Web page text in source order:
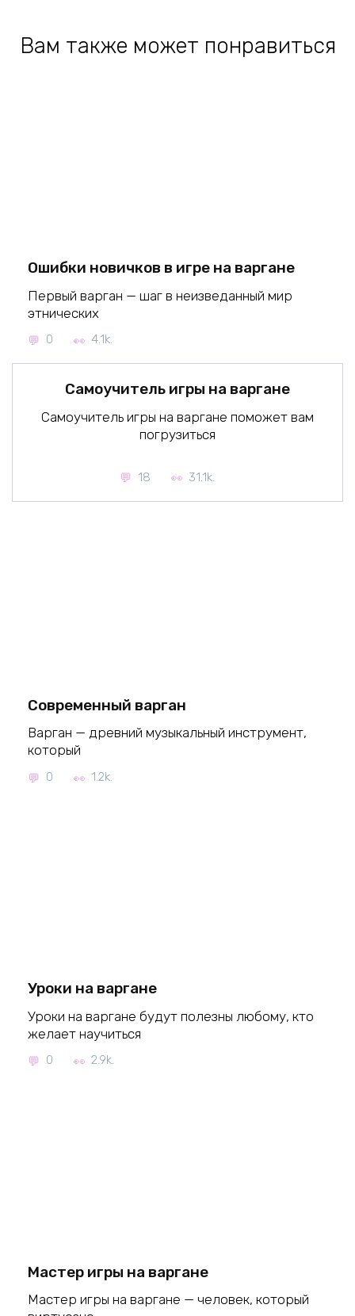
Вам также может понравиться
Ошибки новичков в игре на варгане
Первый варган — шаг в неизведанный мир
этнических
0 4.1k.
Самоучитель игры на варгане
Самоучитель игры на варгане поможет вам
погрузиться
18 31.1k.
Современный варган
Варган — древний музыкальный инструмент,
который
0 1.2k.
Уроки на варгане
Уроки на варгане будут полезны любому, кто
желает научиться
0 2.9k.
Мастер игры на варгане
Мастер игры на варгане — человек, который